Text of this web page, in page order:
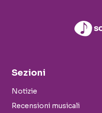
Sezioni
Notizie
Recensioni musicali